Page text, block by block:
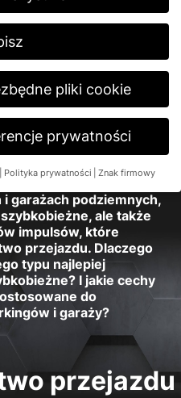
i
stosowane w
garażach podziemnych,
ale także
impulsów, które
przejazdu. Dlaczego
typu najlepiej
I jakie cechy
do
i garaży?
przejazdu
pliki cookie
prywatności
Polityka prywatności Znak firmowy
wyrazić zgodę na usługi
swoich opiekunów
plików cookie i innych
podczas gdy inne
i Twoje doświadczenia.
Dane
(np. cechy rozpoznawcze,
informacji na temat
Państwo w naszej
używanych plików